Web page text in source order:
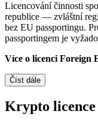
Licencování činnosti
republice — zvláštní
bez EU passportingu.
passportingem je
Více o licenci Foreign
Číst dále
Krypto licence